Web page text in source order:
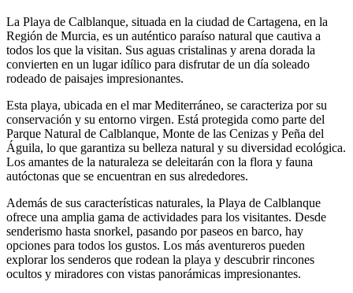
La Playa de Calblanque, situada en la ciudad de Cartagena, en la
Región de Murcia, es un auténtico paraíso natural que cautiva a
todos los que la visitan. Sus aguas cristalinas y arena dorada la
convierten en un lugar idílico para disfrutar de un día soleado
rodeado de paisajes impresionantes.
Esta playa, ubicada en el mar Mediterráneo, se caracteriza por su
conservación y su entorno virgen. Está protegida como parte del
Parque Natural de Calblanque, Monte de las Cenizas y Peña del
Águila, lo que garantiza su belleza natural y su diversidad ecológica.
Los amantes de la naturaleza se deleitarán con la flora y fauna
autóctonas que se encuentran en sus alrededores.
Además de sus características naturales, la Playa de Calblanque
ofrece una amplia gama de actividades para los visitantes. Desde
senderismo hasta snorkel, pasando por paseos en barco, hay
opciones para todos los gustos. Los más aventureros pueden
explorar los senderos que rodean la playa y descubrir rincones
ocultos y miradores con vistas panorámicas impresionantes.